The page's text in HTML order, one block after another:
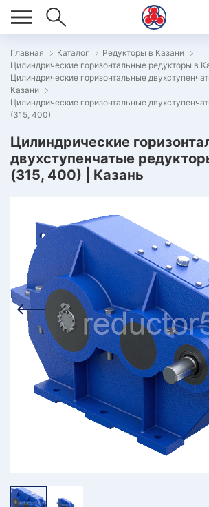
Главная Каталог
Редукторы в Казани
Цилиндрические горизонтальные редукторы в
Цилиндрические горизонтальные
Казани
Цилиндрические горизонтальные
(315, 400)
Цилиндрические
двухступенчатые
(315, 400) | Казань